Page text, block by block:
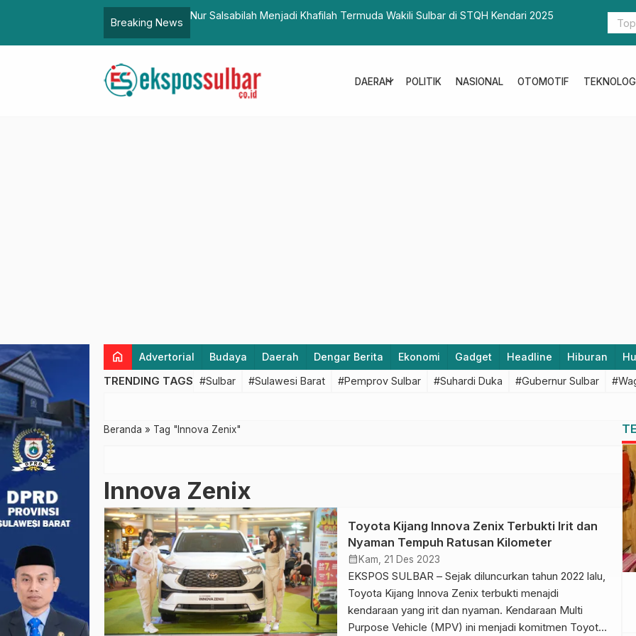
Breaking News
Nur Salsabilah Menjadi Khafilah Termuda Wakili Sulbar di STQH Kendari 2025
SIGAP, Inovasi Baru BPKPD Sulbar
DAERAH
expand_more POLITIK NASIONAL OTOMOTIF
home Advertorial Budaya Daerah Dengar Berita Ekonomi Gadget Headline Hiburan
TRENDING TAGS #Sulbar #Sulawesi Barat #Pemprov Sulbar #Suhardi Duka #Gubernur Sulbar
Beranda » Tag "Innova Zenix"
Innova Zenix
Toyota Kijang Innova Zenix Terbukti Irit dan
Nyaman Tempuh Ratusan Kilometer
calendar_month Kam, 21 Des 2023
EKSPOS SULBAR – Sejak diluncurkan tahun 2022 lalu,
Toyota Kijang Innova Zenix terbukti menajdi
kendaraan yang irit dan nyaman. Kendaraan Multi
Purpose Vehicle (MPV) ini menjadi komitmen Toyota